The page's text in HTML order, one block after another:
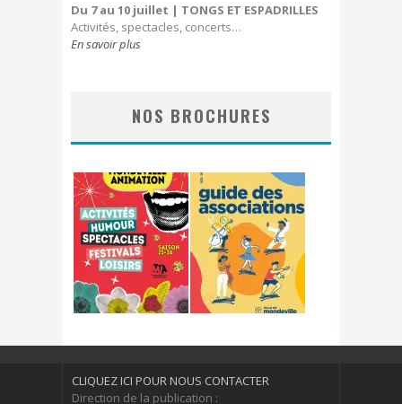
Du 7 au 10 juillet | TONGS ET ESPADRILLES
Activités, spectacles, concerts…
En savoir plus
NOS BROCHURES
CLIQUEZ ICI POUR NOUS CONTACTER
Direction de la publication :